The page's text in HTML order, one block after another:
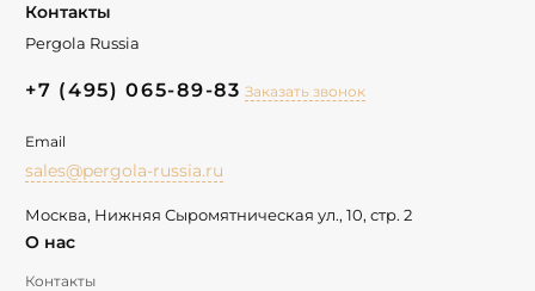
О нас
Контакты
Контакты
Pergola Russia
+7 (495) 065-89-83 Заказать звонок
Email
sales@pergola-russia.ru
Москва, Нижняя Сыромятническая ул., 10, стр. 2